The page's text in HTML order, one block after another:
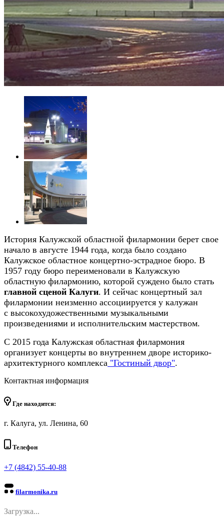
История Калужской областной филармонии берет свое
начало в августе 1944 года, когда было создано
Калужское областное концертно-эстрадное бюро. В
1957 году бюро переименовали в Калужскую
областную филармонию, которой суждено было стать
главной сценой Калуги. И сейчас концертный зал
филармонии неизменно ассоциируется у калужан
с высокохудожественными музыкальными
произведениями и исполнительским мастерством.
С 2015 года Калужская областная филармония
организует концерты во внутреннем дворе историко-
архитектурного комплекса "Гостиный двор".
Контактная информация
Где находится:
г. Калуга, ул. Ленина, 60
Телефон
+7 (4842) 55-40-88
filarmonika.ru
Загрузка...